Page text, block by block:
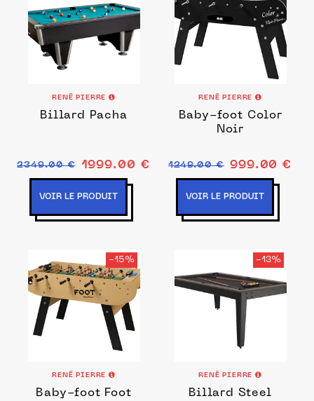
RENÉ PIERRE
Billard Pacha
2349.00 € 1999.00 €
VOIR LE PRODUIT
RENÉ PIERRE
Baby-foot Color
Noir
1249.00 € 999.00 €
VOIR LE PRODUIT
-15%
RENÉ PIERRE
Baby-foot Foot
-13%
RENÉ PIERRE
Billard Steel